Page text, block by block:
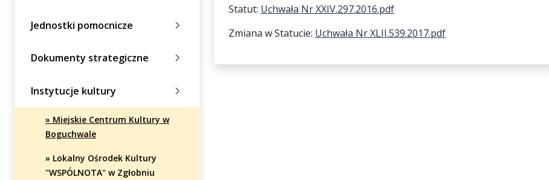
Jednostki pomocnicze
Dokumenty strategiczne
Instytucje kultury
» Miejskie Centrum Kultury w
Boguchwale
» Lokalny Ośrodek Kultury
"WSPÓLNOTA" w Zgłobniu
Statut: Uchwała Nr XXIV.297.2016.pdf
Zmiana w Statucie: Uchwała Nr XLII.539.2017.pdf